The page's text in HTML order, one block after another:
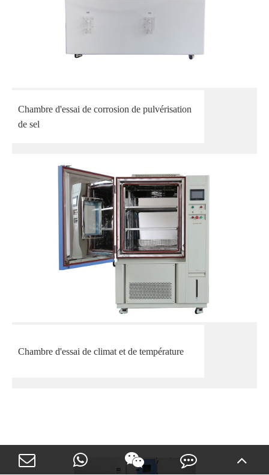
Chambre d'essai de corrosion de pulvérisation
de sel
Chambre d'essai de climat et de température